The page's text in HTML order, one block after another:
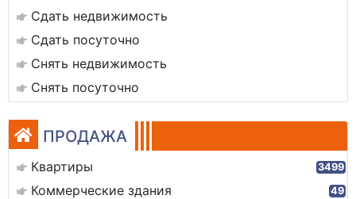
Сдать недвижимость
Сдать посуточно
Снять недвижимость
Снять посуточно
ПРОДАЖА
Квартиры 3499
Коммерческие здания 49